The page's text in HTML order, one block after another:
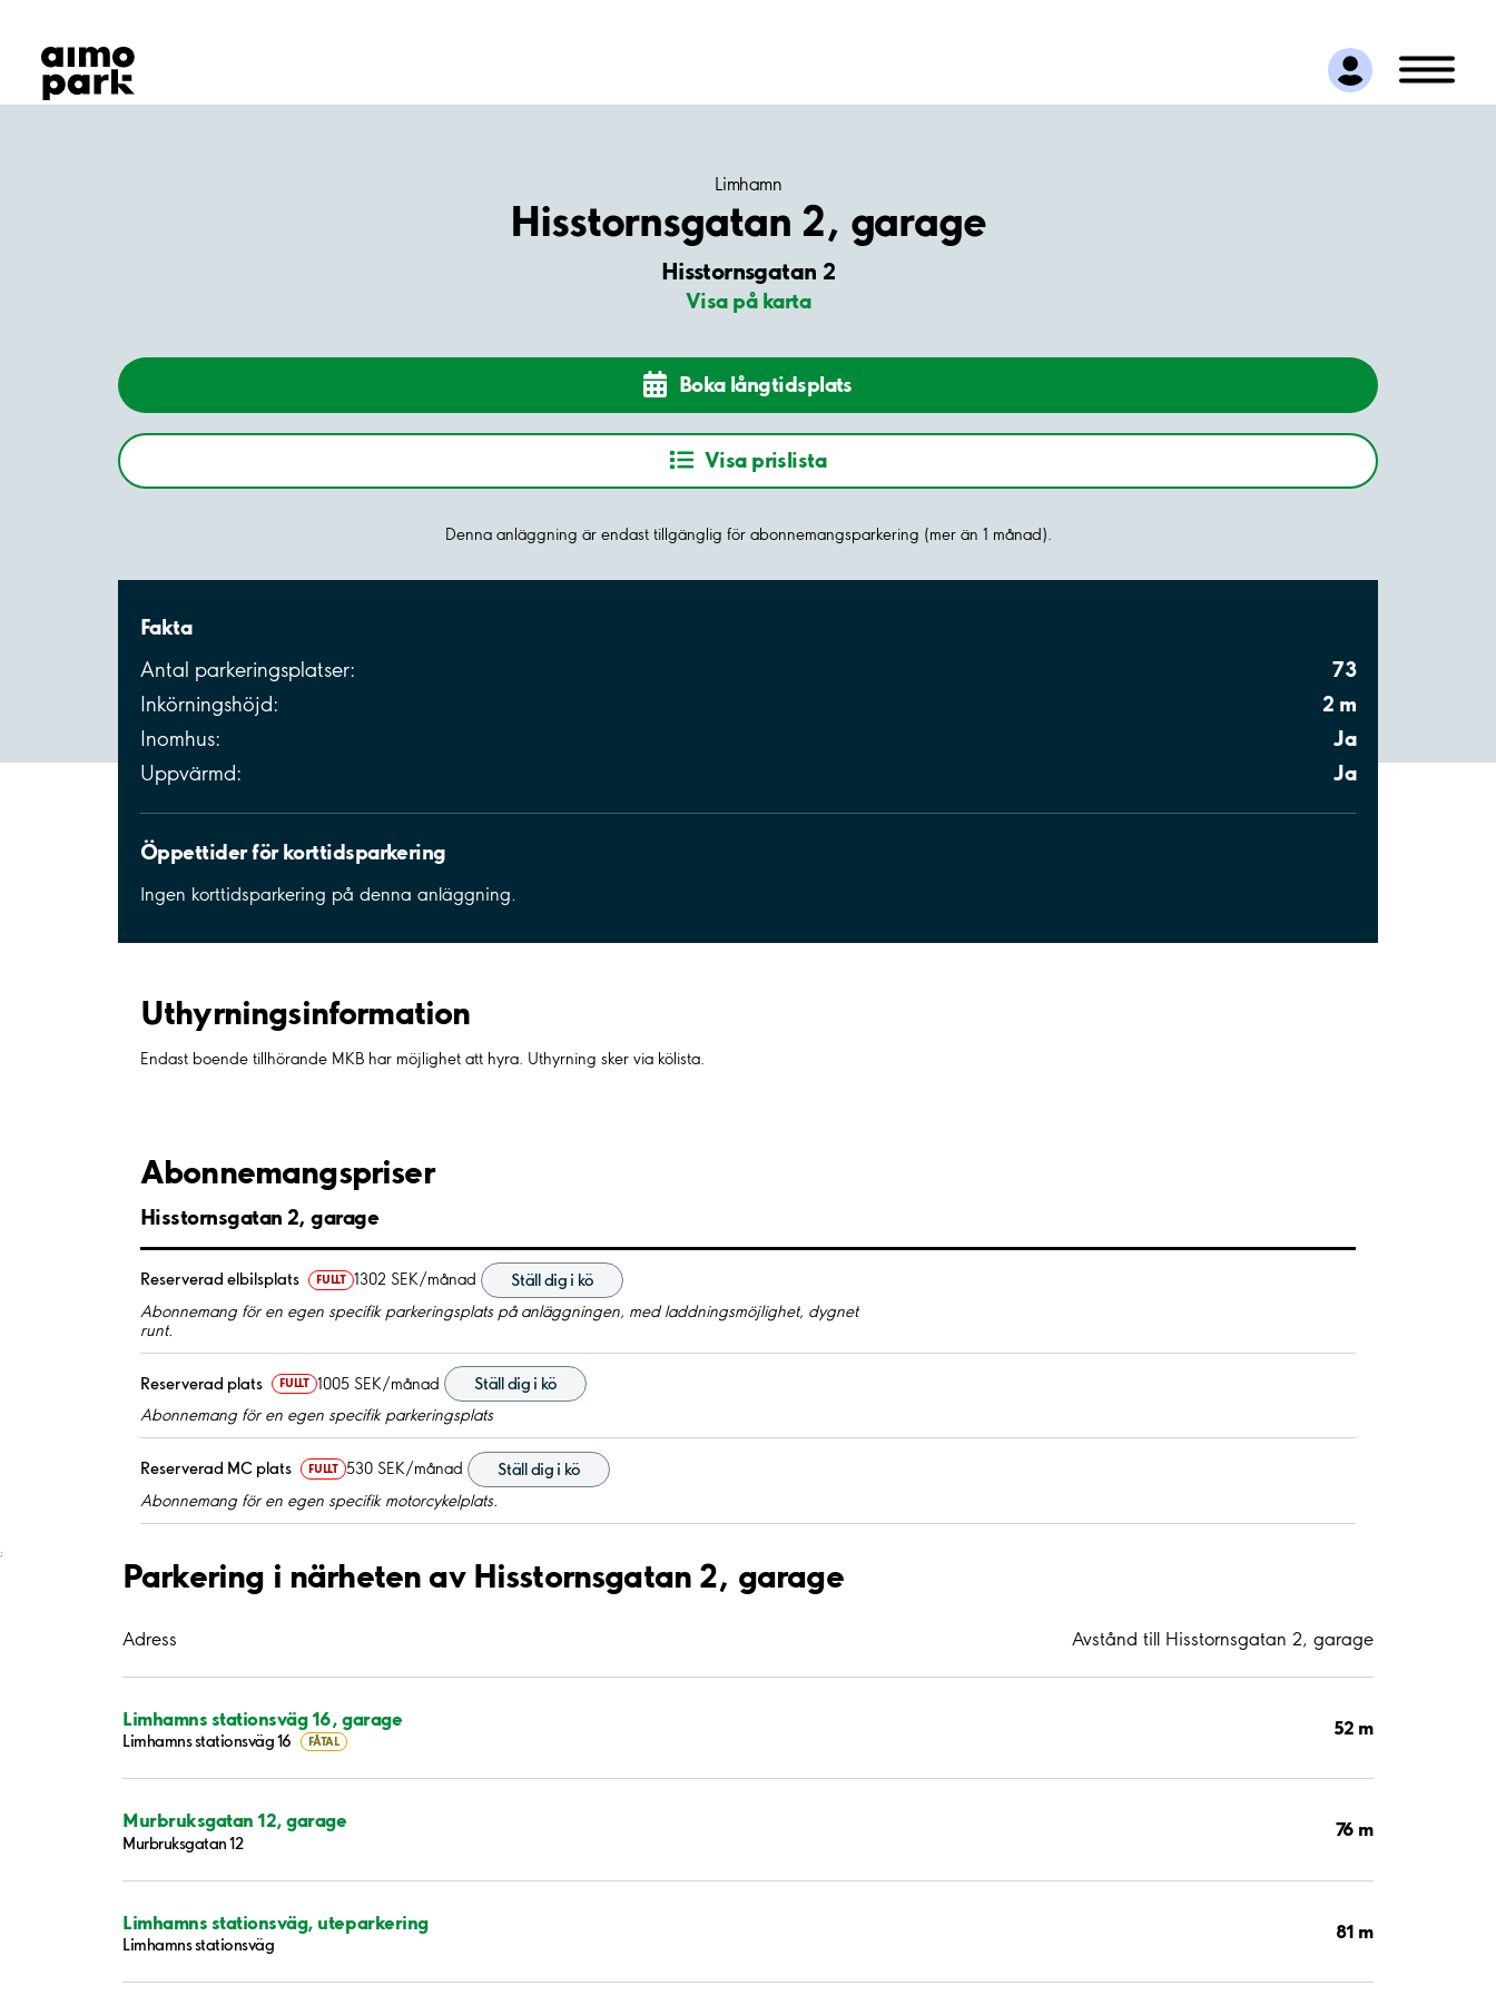
Hitta parkering
Samarbete
Kundservice
Limhamn
Hisstornsgatan 2, garage
Hisstornsgatan 2
Visa på karta
Boka långtidsplats
Visa prislista
Denna anläggning är endast tillgänglig för abonnemangsparkering (mer än 1 månad).
Fakta
Antal parkeringsplatser: 73
Inkörningshöjd: 2 m
Inomhus: Ja
Uppvärmd: Ja
Öppettider för korttidsparkering
Ingen korttidsparkering på denna anläggning.
Uthyrnings­information
Endast boende tillhörande MKB har möjlighet att hyra. Uthyrning sker via kölista.
Abonnemangspriser
Hisstornsgatan 2, garage
Reserverad elbilsplats FULLT 1302 SEK/månad
Ställ dig i kö
Abonnemang för en egen specifik parkeringsplats på anläggningen, med laddningsmöjlighet, dygnet
runt.
Reserverad plats FULLT 1005 SEK/månad
Ställ dig i kö
Abonnemang för en egen specifik parkeringsplats
Reserverad MC plats FULLT 530 SEK/månad
Ställ dig i kö
Abonnemang för en egen specifik motorcykelplats.
;
Parkering i närheten av Hisstornsgatan 2, garage
Adress Avstånd till Hisstornsgatan 2, garage
Limhamns stationsväg 16, garage
Limhamns stationsväg 16 FÅTAL
52 m
Murbruksgatan 12, garage
Murbruksgatan 12
76 m
Limhamns stationsväg, uteparkering
Limhamns stationsväg
81 m